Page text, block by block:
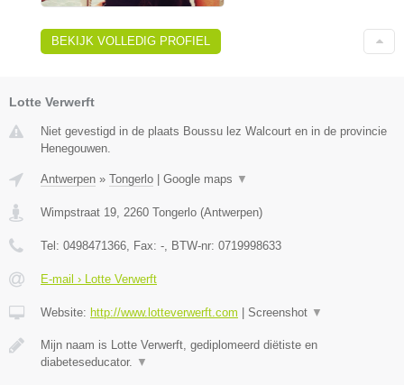
BEKIJK VOLLEDIG PROFIEL
Lotte Verwerft
Niet gevestigd in de plaats Boussu lez Walcourt en in de provincie
Henegouwen.
Antwerpen » Tongerlo Google maps ▼
Wimpstraat 19, 2260 Tongerlo (Antwerpen)
Tel: 0498471366, Fax: -, BTW-nr: 0719998633
E-mail › Lotte Verwerft
Website: http://www.lotteverwerft.com Screenshot ▼
Mijn naam is Lotte Verwerft, gediplomeerd diëtiste en
diabeteseducator. ▼